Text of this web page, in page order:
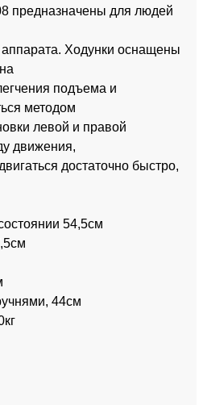
предназначены для людей
аппарата. Ходунки оснащены
подъема и
методом
левой и правой
движения,
достаточно быстро,
54,5см
44см